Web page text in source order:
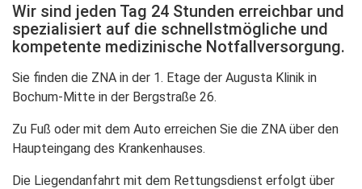
Wir sind jeden Tag 24 Stunden erreichbar und
spezialisiert auf die schnellstmögliche und
kompetente medizinische Notfallversorgung.
Sie finden die ZNA in der 1. Etage der Augusta Klinik in
Bochum-Mitte in der Bergstraße 26.
Zu Fuß oder mit dem Auto erreichen Sie die ZNA über den
Haupteingang des Krankenhauses.
Die Liegendanfahrt mit dem Rettungsdienst erfolgt über